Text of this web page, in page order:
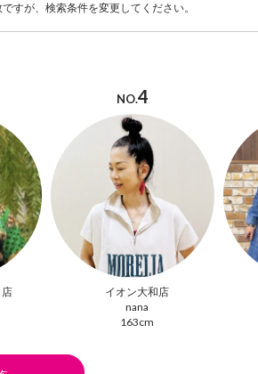
すが、検索条件を変更してください。
NO.4
イオン大和店
nana
163cm